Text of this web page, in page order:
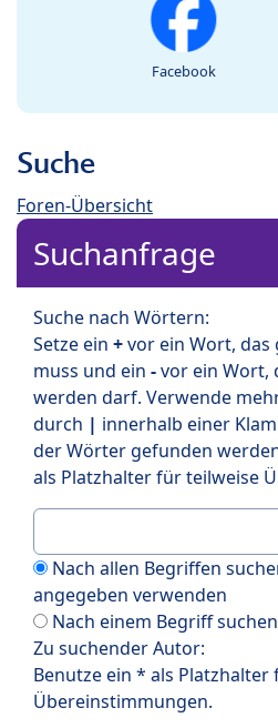
Facebook
Suche
Foren-Übersicht
Suchanfrage
Suche nach Wörtern:
Setze ein +vor ein Wort,
muss und ein -vor ein Wort,
werden darf. Verwende
durch | innerhalb einer
der Wörter gefunden
als Platzhalter für teilweise
Nach allen Begriffen
angegeben verwenden
Nach einem Begriff suchen
Zu suchender Autor:
Benutze ein * als Platzhalter
Übereinstimmungen.